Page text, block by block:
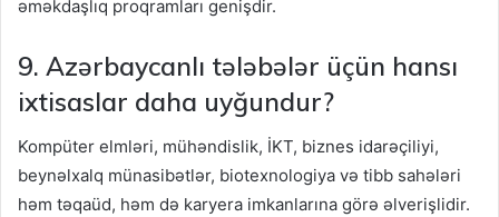
əməkdaşlıq proqramları genişdir.
9. Azərbaycanlı tələbələr üçün hansı
ixtisaslar daha uyğundur?
Kompüter elmləri, mühəndislik, İKT, biznes idarəçiliyi,
beynəlxalq münasibətlər, biotexnologiya və tibb sahələri
həm təqaüd, həm də karyera imkanlarına görə əlverişlidir.